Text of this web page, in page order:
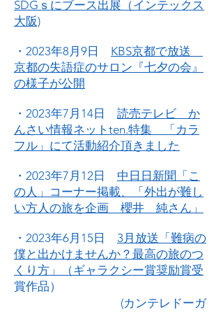
SDGｓにブース出展（インテックス
大阪)
・2023年8月9日 KBS京都で放送
京都の失語症のサロン『七夕の会』
の様子が公開
・2023年7月14日 読売テレビ か
んさい情報ネットten.特集 「カラ
フル」にて活動紹介頂きました
・2023年7月12日 中日日新聞「こ
の人」コーナー掲載、「外出が難し
い方人の旅を企画 櫻井 純さん」
・2023年6月15日 3月放送「難病の
僕と出かけませんか？最高の旅のつ
くり方」（ギャラクシー賞奨励賞受
賞作品）
(カンテレドーガ